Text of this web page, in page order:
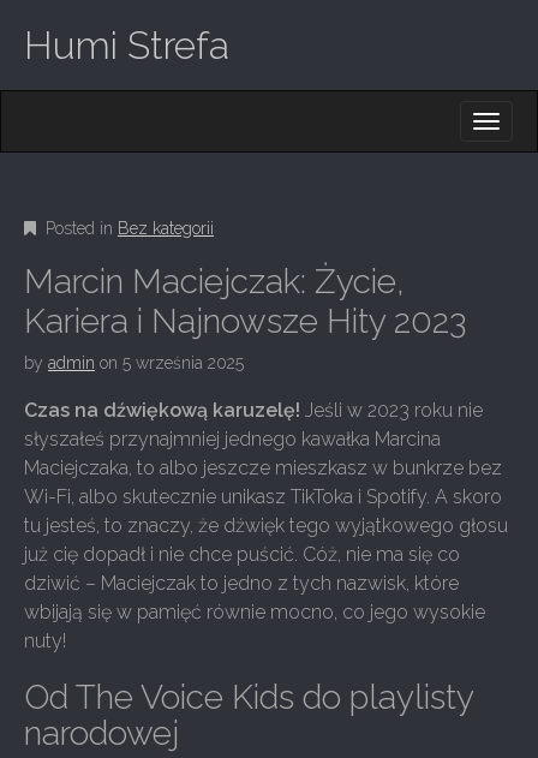
Humi Strefa
M
E
N
U
C
N
T
E
N
T
Posted in Bez kategorii
Marcin Maciejczak: Życie,
Kariera i Najnowsze Hity 2023
by admin on 5 września 2025
Czas na dźwiękową karuzelę! Jeśli w 2023 roku nie
słyszałeś przynajmniej jednego kawałka Marcina
Maciejczaka, to albo jeszcze mieszkasz w bunkrze bez
Wi-Fi, albo skutecznie unikasz TikToka i Spotify. A skoro
tu jesteś, to znaczy, że dźwięk tego wyjątkowego głosu
już cię dopadł i nie chce puścić. Cóż, nie ma się co
dziwić – Maciejczak to jedno z tych nazwisk, które
wbijają się w pamięć równie mocno, co jego wysokie
nuty!
Od The Voice Kids do playlisty
narodowej